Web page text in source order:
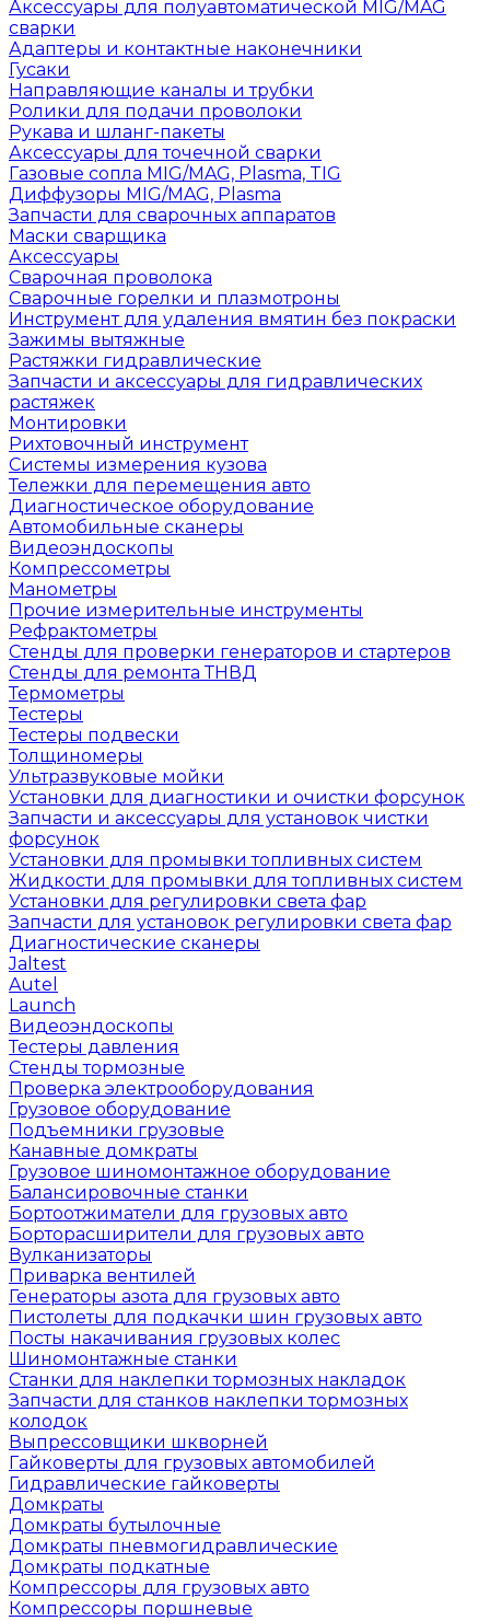
Аксессуары для полуавтоматической MIG/MAG
сварки
Адаптеры и контактные наконечники
Гусаки
Направляющие каналы и трубки
Ролики для подачи проволоки
Рукава и шланг-пакеты
Аксессуары для точечной сварки
Газовые сопла MIG/MAG, Plasma, TIG
Диффузоры MIG/MAG, Plasma
Запчасти для сварочных аппаратов
Маски сварщика
Аксессуары
Сварочная проволока
Сварочные горелки и плазмотроны
Инструмент для удаления вмятин без покраски
Зажимы вытяжные
Растяжки гидравлические
Запчасти и аксессуары для гидравлических
растяжек
Монтировки
Рихтовочный инструмент
Системы измерения кузова
Тележки для перемещения авто
Диагностическое оборудование
Автомобильные сканеры
Видеоэндоскопы
Компрессометры
Манометры
Прочие измерительные инструменты
Рефрактометры
Стенды для проверки генераторов и стартеров
Стенды для ремонта ТНВД
Термометры
Тестеры
Тестеры подвески
Толщиномеры
Ультразвуковые мойки
Установки для диагностики и очистки форсунок
Запчасти и аксессуары для установок чистки
форсунок
Установки для промывки топливных систем
Жидкости для промывки для топливных систем
Установки для регулировки света фар
Запчасти для установок регулировки света фар
Диагностические сканеры
Jaltest
Autel
Launch
Видеоэндоскопы
Тестеры давления
Стенды тормозные
Проверка электрооборудования
Грузовое оборудование
Подъемники грузовые
Канавные домкраты
Грузовое шиномонтажное оборудование
Балансировочные станки
Бортоотжиматели для грузовых авто
Борторасширители для грузовых авто
Вулканизаторы
Приварка вентилей
Генераторы азота для грузовых авто
Пистолеты для подкачки шин грузовых авто
Посты накачивания грузовых колес
Шиномонтажные станки
Станки для наклепки тормозных накладок
Запчасти для станков наклепки тормозных
колодок
Выпрессовщики шкворней
Гайковерты для грузовых автомобилей
Гидравлические гайковерты
Домкраты
Домкраты бутылочные
Домкраты пневмогидравлические
Домкраты подкатные
Компрессоры для грузовых авто
Компрессоры поршневые